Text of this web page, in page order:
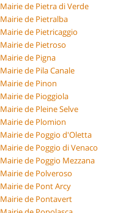
Mairie de Pietra di Verde
Mairie de Pietralba
Mairie de Pietricaggio
Mairie de Pietroso
Mairie de Pigna
Mairie de Pila Canale
Mairie de Pinon
Mairie de Pioggiola
Mairie de Pleine Selve
Mairie de Plomion
Mairie de Poggio d'Oletta
Mairie de Poggio di Venaco
Mairie de Poggio Mezzana
Mairie de Polveroso
Mairie de Pont Arcy
Mairie de Pontavert